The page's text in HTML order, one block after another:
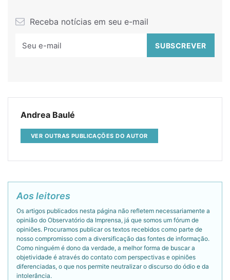
Receba notícias em seu e-mail
Andrea Baulé
VER OUTRAS PUBLICAÇÕES DO AUTOR
Aos leitores
Os artigos publicados nesta página não refletem necessariamente a
opinião do Observatório da Imprensa, já que somos um fórum de
opiniões. Procuramos publicar os textos recebidos como parte de
nosso compromisso com a diversificação das fontes de informação.
Como ninguém é dono da verdade, a melhor forma de buscar a
objetividade é através do contato com perspectivas e opiniões
diferenciadas, o que nos permite neutralizar o discurso do ódio e da
intolerância.